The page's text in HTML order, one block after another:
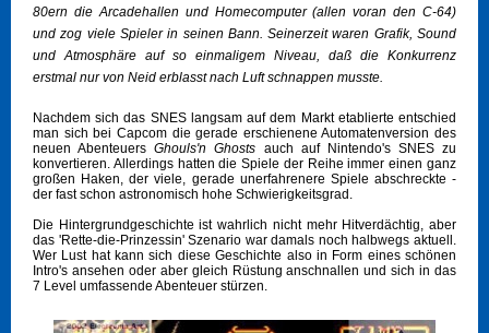
80ern die Arcadehallen und Homecomputer (allen voran den C-64)
und zog viele Spieler in seinen Bann. Seinerzeit waren Grafik, Sound
und Atmosphäre auf so einmaligem Niveau, daß die Konkurrenz
erstmal nur von Neid erblasst nach Luft schnappen musste.
Nachdem sich das SNES langsam auf dem Markt etablierte entschied
man sich bei Capcom die gerade erschienene Automatenversion des
neuen AbenteuersGhouls'n Ghosts auch auf Nintendo's SNES zu
konvertieren. Allerdings hatten die Spiele der Reihe immer einen ganz
großen Haken, der viele, gerade unerfahrenere Spiele abschreckte -
der fast schon astronomisch hohe Schwierigkeitsgrad.
Die Hintergrundgeschichte ist wahrlich nicht mehr Hitverdächtig, aber
das 'Rette-die-Prinzessin' Szenario war damals noch halbwegs aktuell.
Wer Lust hat kann sich diese Geschichte also in Form eines schönen
Intro's ansehen oder aber gleich Rüstung anschnallen und sich in das
7 Level umfassende Abenteuer stürzen.